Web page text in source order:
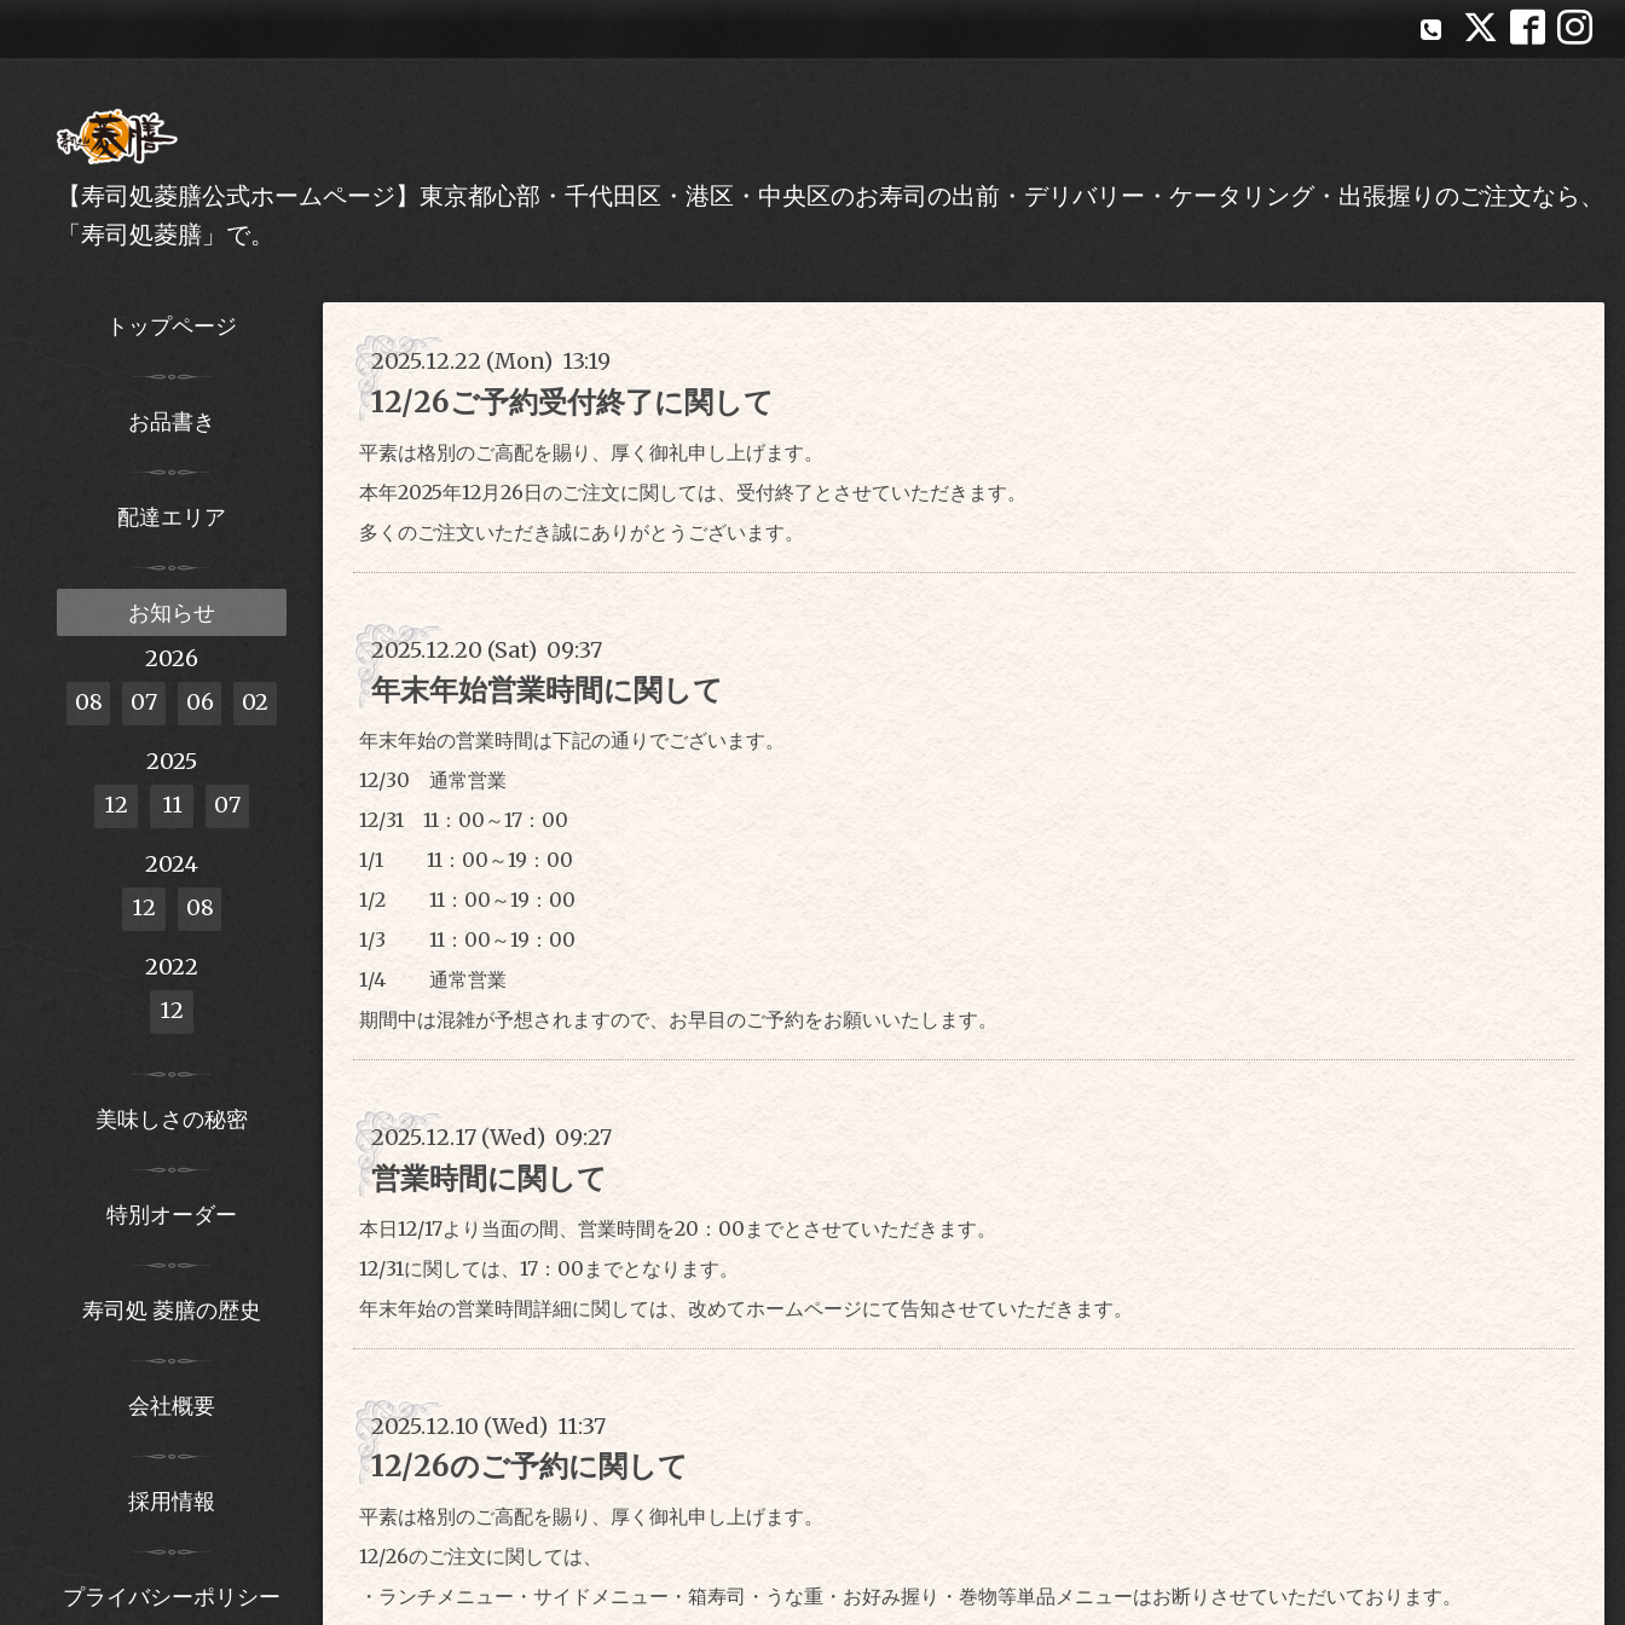
【寿司処菱膳公式ホームページ】東京都心部・千代田区・港区・中央区のお寿司の出前・デリバリー・ケータリング・出張握りのご注文なら、
「寿司処菱膳」で。
2025.12.22 (Mon) 13:19
12/26ご予約受付終了に関して
平素は格別のご高配を賜り、厚く御礼申し上げます。
本年2025年12月26日のご注文に関しては、受付終了とさせていただきます。
多くのご注文いただき誠にありがとうございます。
2025.12.20 (Sat) 09:37
年末年始営業時間に関して
年末年始の営業時間は下記の通りでございます。
12/30 通常営業
12/31 11：00～17：00
1/1 11：00～19：00
1/2 11：00～19：00
1/3 11：00～19：00
1/4 通常営業
期間中は混雑が予想されますので、お早目のご予約をお願いいたします。
2025.12.17 (Wed) 09:27
営業時間に関して
本日12/17より当面の間、営業時間を20：00までとさせていただきます。
12/31に関しては、17：00までとなります。
年末年始の営業時間詳細に関しては、改めてホームページにて告知させていただきます。
2025.12.10 (Wed) 11:37
12/26のご予約に関して
平素は格別のご高配を賜り、厚く御礼申し上げます。
12/26のご注文に関しては、
・ランチメニュー・サイドメニュー・箱寿司・うな重・お好み握り・巻物等単品メニューはお断りさせていただいております。
トップページ
お品書き
配達エリア
お知らせ
2026
08
07 06 02
2025
12
11 07
2024
12
08
2022
12
美味しさの秘密
特別オーダー
寿司処 菱膳の歴史
会社概要
採用情報
プライバシーポリシー